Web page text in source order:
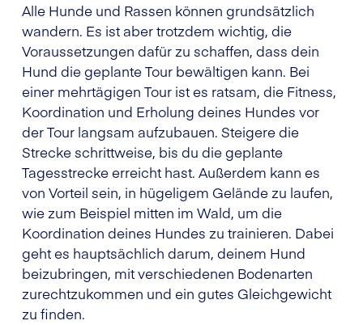
Alle Hunde und Rassen können grundsätzlich
wandern. Es ist aber trotzdem wichtig, die
Voraussetzungen dafür zu schaffen, dass dein
Hund die geplante Tour bewältigen kann. Bei
einer mehrtägigen Tour ist es ratsam, die Fitness,
Koordination und Erholung deines Hundes vor
der Tour langsam aufzubauen. Steigere die
Strecke schrittweise, bis du die geplante
Tagesstrecke erreicht hast. Außerdem kann es
von Vorteil sein, in hügeligem Gelände zu laufen,
wie zum Beispiel mitten im Wald, um die
Koordination deines Hundes zu trainieren. Dabei
geht es hauptsächlich darum, deinem Hund
beizubringen, mit verschiedenen Bodenarten
zurechtzukommen und ein gutes Gleichgewicht
zu finden.